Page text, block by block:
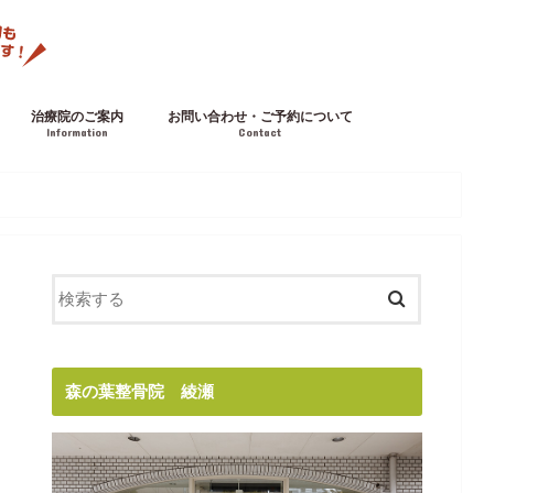
治療院のご案内
Information
お問い合わせ・ご予約について
Contact
森の葉整骨院 綾瀬